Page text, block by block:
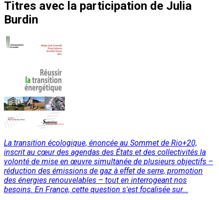
Titres avec la participation de Julia
Burdin
La transition écologique, énoncée au Sommet de Rio+20,
inscrit au cœur des agendas des États et des collectivités la
volonté de mise en œuvre simultanée de plusieurs objectifs –
réduction des émissions de gaz à effet de serre, promotion
des énergies renouvelables – tout en interrogeant nos
besoins. En France, cette question s'est focalisée sur...